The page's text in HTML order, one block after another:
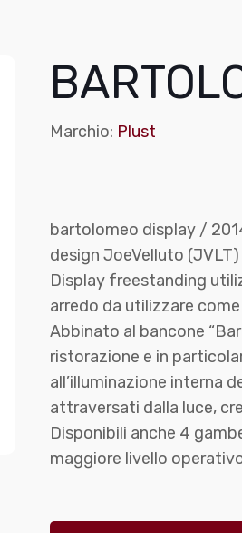
Marchio: Plust
bartolomeo display /
design JoeVelluto (JVLT)
Display freestanding
arredo da utilizzare
Abbinato al bancone
ristorazione e in
all’illuminazione interna
attraversati dalla luce,
Disponibili anche 4
maggiore livello